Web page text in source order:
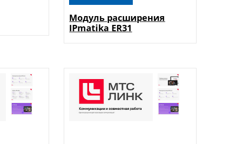
Модуль расширения
IPmatika ER31